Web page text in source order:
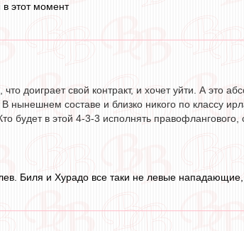
этот момент
доиграет свой контракт, и хочет уйти. А это
нынешнем составе и близко никого по классу
будет в этой 4-3-3 исполнять
Биля и Хурадо все таки не левые